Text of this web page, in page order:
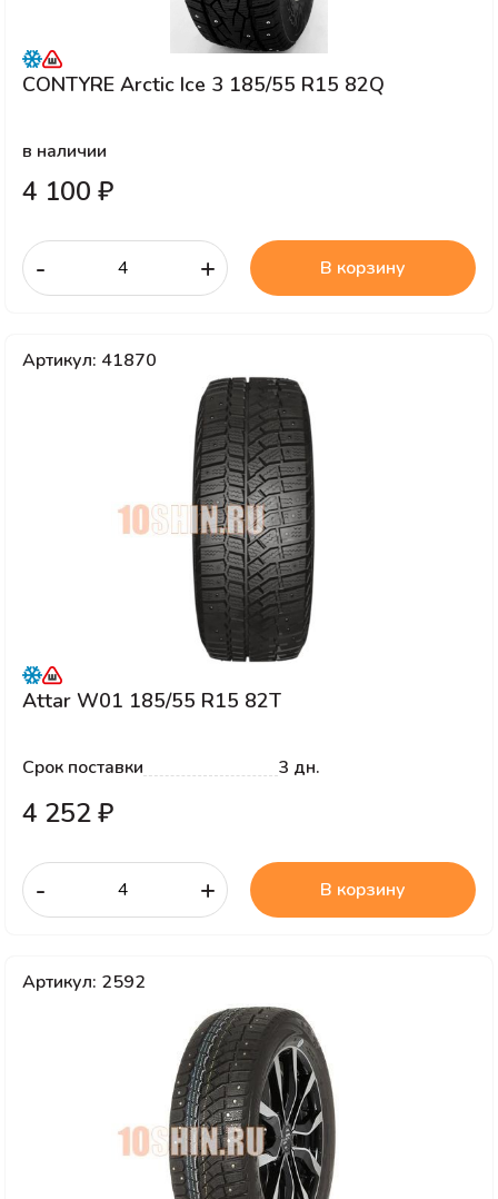
CONTYRE Arctic Ice 3 185/55 R15 82Q
в наличии
4 100 ₽
- + В корзину
Артикул: 41870
Attar W01 185/55 R15 82T
Срок поставки 3 дн.
4 252 ₽
- + В корзину
Артикул: 2592